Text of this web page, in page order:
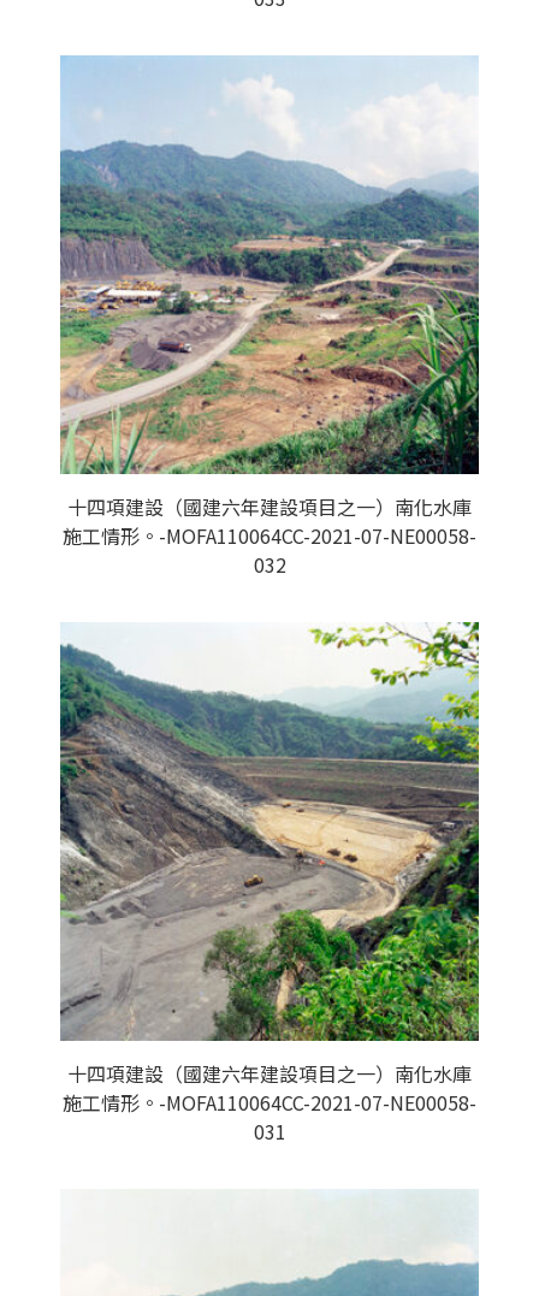
十四項建設（國建六年建設項目之一）南化水庫
施工情形。-MOFA110064CC-2021-07-NE00058-
032
十四項建設（國建六年建設項目之一）南化水庫
施工情形。-MOFA110064CC-2021-07-NE00058-
031